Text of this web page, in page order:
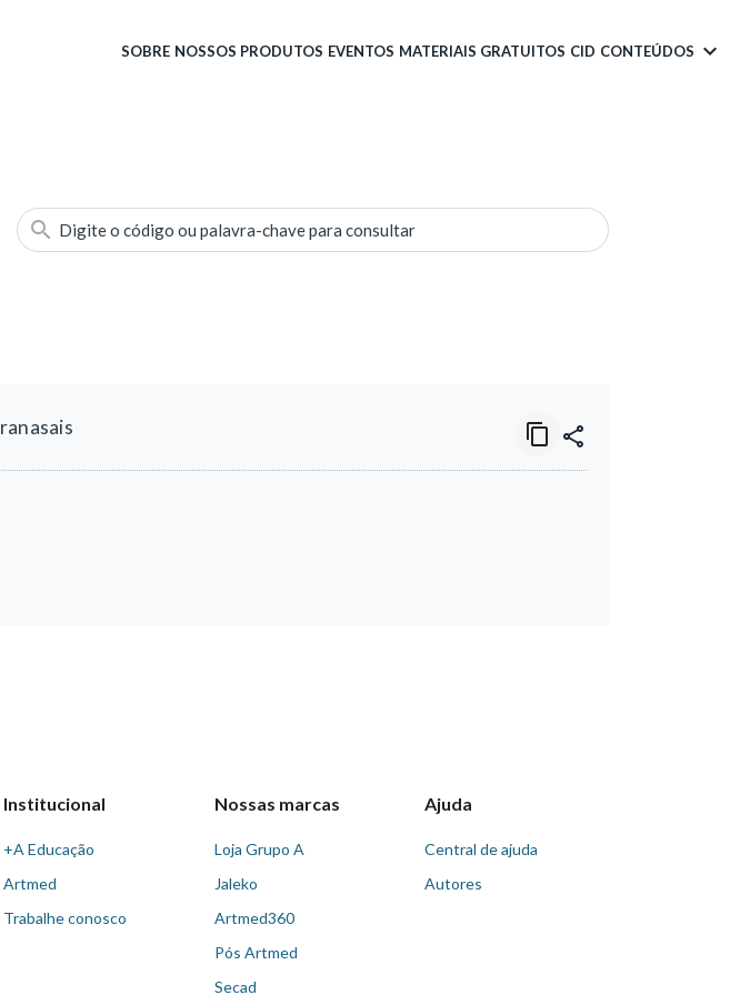
SOBRE NOSSOS PRODUTOS EVENTOS MATERIAIS GRATUITOS CID CONTEÚDOS
Digite o código ou palavra-chave para consultar
Institucional
+A Educação
Artmed
Trabalhe conosco
Nossas marcas
Loja Grupo A
Jaleko
Artmed360
Pós Artmed
Secad
Ajuda
Central de ajuda
Autores